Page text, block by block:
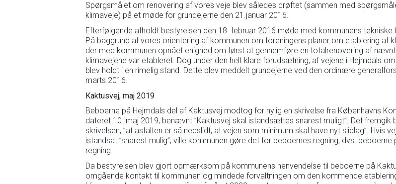
Spørgsmålet om renovering af vores veje blev således drøftet (sammen med
klimaveje) på et møde for grundejerne den 21.januar 2016.
Efterfølgende afholdt bestyrelsen den 18. februar 2016 møde med kommunens tekniske
På baggrund af vores orientering af kommunen om foreningens planer om etablering af
der med kommunen opnået enighed om først at gennemføre en totalrenovering af
klimavejene var etableret. Dog under den helt klare forudsætning, af vejene i Hejmdals
blev holdt i en rimelig stand. Dette blev meddelt grundejerne ved den ordinære
marts 2016.
Kaktusvej, maj 2019
Beboerne på Hejmdals del af Kaktusvej modtog for nylig en skrivelse fra Københavns
dateret 10. maj 2019, benævnt ”Kaktusvej skal istandsættes snarest muligt”. Det fremgik
skrivelsen, ”at asfalten er så nedslidt, at vejen som minimum skal have nyt slidlag”. Hvis
istandsat ”snarest mulig”, ville kommunen gøre det for beboernes regning, dvs. beboerne
regning.
Da bestyrelsen blev gjort opmærksom på kommunens henvendelse til beboerne på
omgående kontakt til kommunen og mindede forvaltningen om den kommende